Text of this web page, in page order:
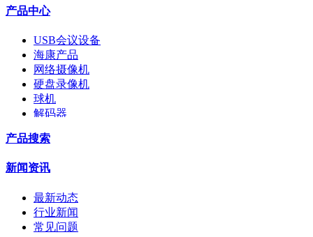
产品中心
USB会议设备
海康产品
网络摄像机
硬盘录像机
球机
解码器
配件
拼接屏
安检门
工程宝
海康机器人
产品搜索
新闻资讯
最新动态
行业新闻
常见问题